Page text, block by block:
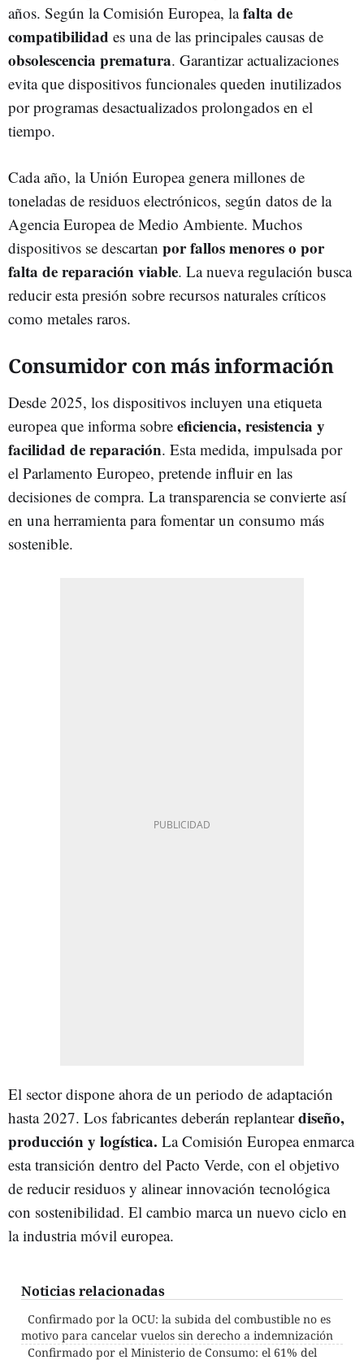
años. Según la Comisión Europea, lafalta de
compatibilidad es una de las principales causas de
obsolescencia prematura. Garantizar actualizaciones
evita que dispositivos funcionales queden inutilizados
por programas desactualizados prolongados en el
tiempo.
Cada año, la Unión Europea genera millones de
toneladas de residuos electrónicos, según datos de la
Agencia Europea de Medio Ambiente. Muchos
dispositivos se descartan porfallos menores o por
falta de reparación viable. La nueva regulación busca
reducir esta presión sobre recursos naturales críticos
como metales raros.
Consumidor con más información
Desde 2025, los dispositivos incluyen una etiqueta
europea que informa sobre eficiencia, resistencia y
facilidad de reparación. Esta medida, impulsada por
el Parlamento Europeo, pretende influir en las
decisiones de compra. La transparencia se convierte así
en una herramienta para fomentar un consumo más
sostenible.
El sector dispone ahora de un periodo de adaptación
hasta 2027. Los fabricantes deberán replanteardiseño,
producción y logística. La Comisión Europea enmarca
esta transición dentro del Pacto Verde, con el objetivo
de reducir residuos y alinear innovación tecnológica
con sostenibilidad. El cambio marca un nuevo ciclo en
la industria móvil europea.
Noticias relacionadas
Confirmado por la OCU: la subida del combustible no es
motivo para cancelar vuelos sin derecho a indemnización
Confirmado por el Ministerio de Consumo: el 61% del